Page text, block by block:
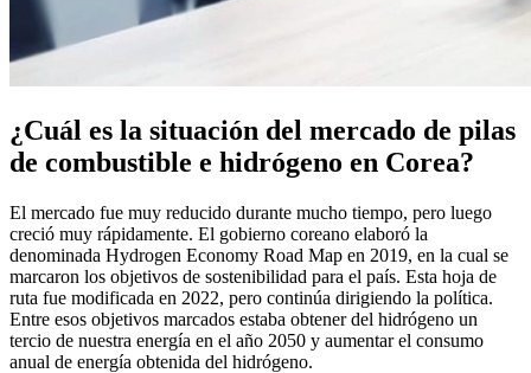
¿Cuál es la situación del mercado de pilas
de combustible e hidrógeno en Corea?
El mercado fue muy reducido durante mucho tiempo, pero luego
creció muy rápidamente. El gobierno coreano elaboró la
denominada Hydrogen Economy Road Map en 2019, en la cual se
marcaron los objetivos de sostenibilidad para el país. Esta hoja de
ruta fue modificada en 2022, pero continúa dirigiendo la política.
Entre esos objetivos marcados estaba obtener del hidrógeno un
tercio de nuestra energía en el año 2050 y aumentar el consumo
anual de energía obtenida del hidrógeno.